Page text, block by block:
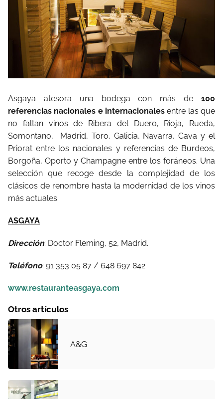
Asgaya atesora una bodega con más de 100
referencias nacionales e internacionales entre las que
no faltan vinos de Ribera del Duero, Rioja, Rueda,
Somontano, Madrid, Toro, Galicia, Navarra, Cava y el
Priorat entre los nacionales y referencias de Burdeos,
Borgoña, Oporto y Champagne entre los foráneos. Una
selección que recoge desde la complejidad de los
clásicos de renombre hasta la modernidad de los vinos
más actuales.
ASGAYA
Dirección: Doctor Fleming, 52, Madrid.
Teléfono: 91 353 05 87 / 648 697 842
www.restauranteasgaya.com
Otros artículos
A&G